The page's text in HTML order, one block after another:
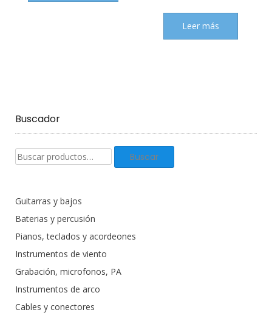
Leer más
Buscador
Buscar
productos:
Buscar
Guitarras y bajos
Baterias y percusión
Pianos, teclados y acordeones
Instrumentos de viento
Grabación, microfonos, PA
Instrumentos de arco
Cables y conectores